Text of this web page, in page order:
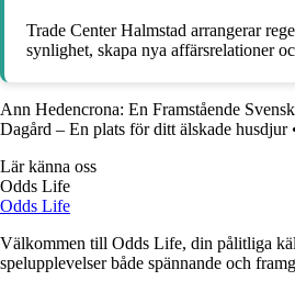
Trade Center Halmstad arrangerar
synlighet, skapa nya affärsrelationer
Ann Hedencrona: En Framstående
Dagård – En plats för ditt älskade husdjur
Lär känna oss
Odds Life
Odds Life
Välkommen till Odds Life, din pålitliga
spelupplevelser både spännande och